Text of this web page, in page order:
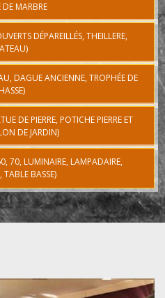
DE MARBRE
DÉPAREILLÉS, THEILLERE,
DAGUE ANCIENNE, TROPHÉE DE
DE PIERRE, POTICHE PIERRE ET
DE JARDIN)
70, LUMINAIRE, LAMPADAIRE,
TABLE BASSE)